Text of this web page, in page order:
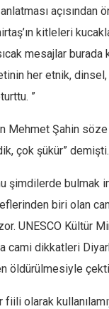
kitleleri
mesajlar
her etnik,
”
Mehmet Şahin
çok şükür” demişti.
şimdilerde bulmak
biri olan
zor. UNESCO Kültür
cami dikkatleri
öldürülmesiyle
olarak